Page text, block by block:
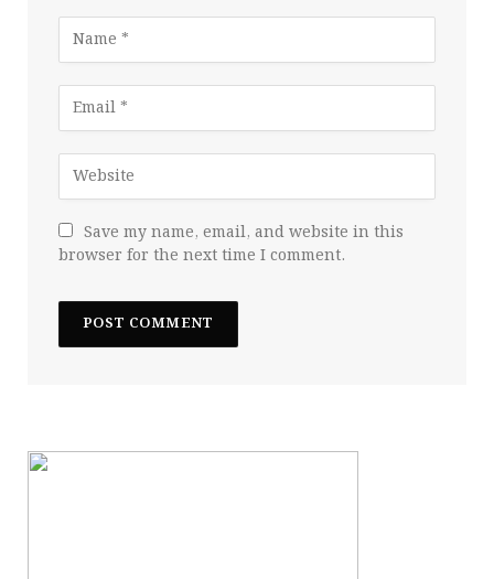
Save my name, email, and website in this
browser for the next time I comment.